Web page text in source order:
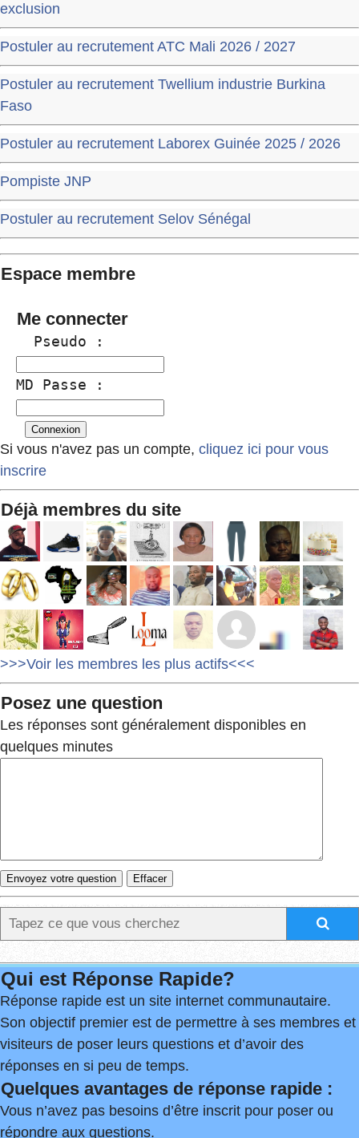
exclusion
Postuler au recrutement ATC Mali 2026 / 2027
Postuler au recrutement Twellium industrie Burkina
Faso
Postuler au recrutement Laborex Guinée 2025 / 2026
Pompiste JNP
Postuler au recrutement Selov Sénégal
Espace membre
Me connecter
  Pseudo :
MD Passe :
Si vous n'avez pas un compte, cliquez ici pour vous
inscrire
Déjà membres du site
>>>Voir les membres les plus actifs<<<
Posez une question
Les réponses sont généralement disponibles en
quelques minutes
Qui est Réponse Rapide?
Réponse rapide est un site internet communautaire.
Son objectif premier est de permettre à ses membres et
visiteurs de poser leurs questions et d’avoir des
réponses en si peu de temps.
Quelques avantages de réponse rapide :
Vous n’avez pas besoins d’être inscrit pour poser ou
répondre aux questions.